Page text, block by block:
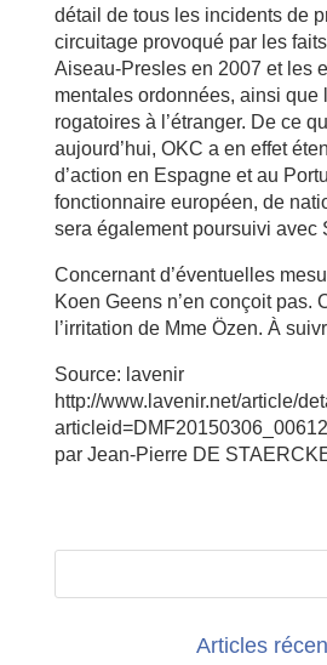
détail de tous les incidents de
circuitage provoqué par les
Aiseau-Presles en 2007 et les
mentales ordonnées, ainsi que
rogatoires à l’étranger. De ce
aujourd’hui, OKC a en effet
d’action en Espagne et au
fonctionnaire européen, de
sera également poursuivi avec
Concernant d’éventuelles
Koen Geens n’en conçoit pas.
l’irritation de Mme Özen. À
Source: lavenir
http://www.lavenir.net/article/
par Jean-Pierre DE
Articles